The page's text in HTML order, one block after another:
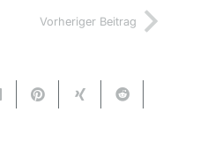
Vorheriger Beitrag